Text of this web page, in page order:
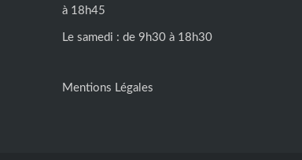
à 18h45
Le samedi : de 9h30 à 18h30
Mentions Légales